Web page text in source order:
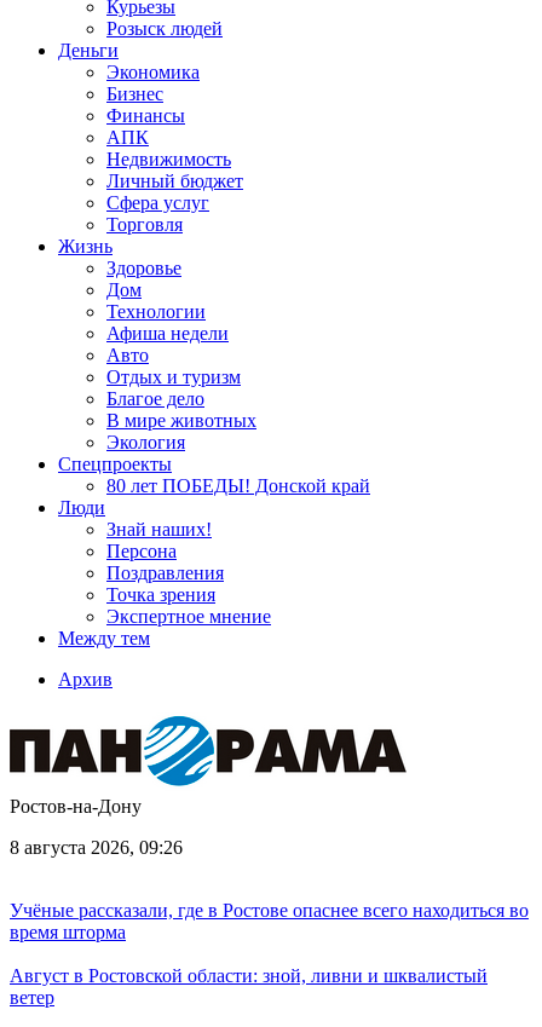
Курьезы
Розыск людей
Деньги
Экономика
Бизнес
Финансы
АПК
Недвижимость
Личный бюджет
Сфера услуг
Торговля
Жизнь
Здоровье
Дом
Технологии
Афиша недели
Авто
Отдых и туризм
Благое дело
В мире животных
Экология
Спецпроекты
80 лет ПОБЕДЫ! Донской край
Люди
Знай наших!
Персона
Поздравления
Точка зрения
Экспертное мнение
Между тем
Архив
Ростов-на-Дону
8 августа 2026, 09:26
Учёные рассказали, где в Ростове опаснее всего находиться во
время шторма
Август в Ростовской области: зной, ливни и шквалистый
ветер